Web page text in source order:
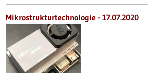
Mikrostrukturtechnologie - 17.07.2020